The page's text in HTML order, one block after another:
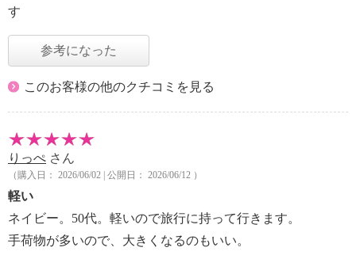
す
参考になった
このお客様の他のクチコミを見る
りっぺ さん
（購入日： 2026/06/02 | 公開日： 2026/06/12 ）
軽い
ネイビー。50代。軽いので旅行に持って行きます。
手荷物が多いので、大きくなるのもいい。